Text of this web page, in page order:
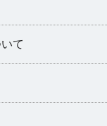
て